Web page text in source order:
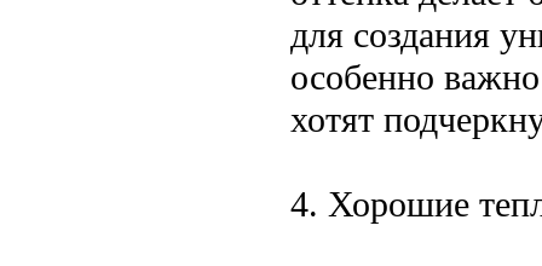
для создания
особенно
хотят
4. Хорошие